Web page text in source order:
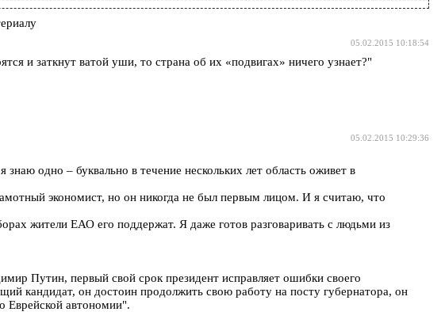
05.02.2015 10:18:54
и заткнут ватой уши, то страна об их «подвигах» ничего узнает?"
05.02.2015 10:29:36
одно – буквально в течение нескольких лет область оживет в
экономист, но он никогда не был первым лицом. И я считаю, что
жители ЕАО его поддержат. Я даже готов разговаривать с людьми из
Путин, первый свой срок президент исправляет ошибки своего
кандидат, он достоин продолжить свою работу на посту губернатора, он
Еврейской автономии".